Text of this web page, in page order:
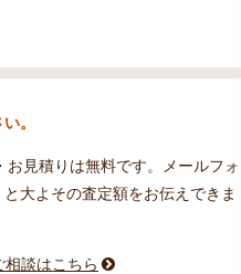
。
見積りは無料です。メールフォ
大よその査定額をお伝えできま
相談はこちら